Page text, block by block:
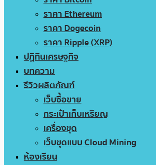
ราคา Ethereum
ราคา Dogecoin
ราคา Ripple (XRP)
ปฏิทินเศรษฐกิจ
บทความ
รีวิวผลิตภัณฑ์
เว็บซื้อขาย
กระเป๋าเก็บเหรียญ
เครื่องขุด
เว็บขุดแบบ Cloud Mining
ห้องเรียน